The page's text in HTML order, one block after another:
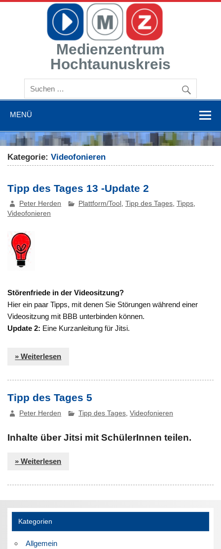
Zum
Medienzentrum
Hochtaunuskreis
Mit Medien bilden
MENÜ
Kategorie:Videofonieren
Tipp des Tages 13 -Update 2
Peter Herden Plattform/Tool ,Tipp des Tages ,Tipps
Videofonieren
Störenfriede in der Videositzung?
Hier ein paar Tipps, mit denen Sie Störungen während einer
Videositzung mit BBB unterbinden können.
Update 2: Eine Kurzanleitung für Jitsi.
» Weiterlesen
Tipp des Tages 5
Peter Herden Tipp des Tages ,Videofonieren
Inhalte über Jitsi mit SchülerInnen teilen.
» Weiterlesen
Kategorien
Allgemein